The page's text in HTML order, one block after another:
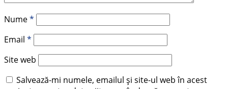
Nume*
Email *
Site web
Salvează-mi numele, emailul și site-ul web în acest